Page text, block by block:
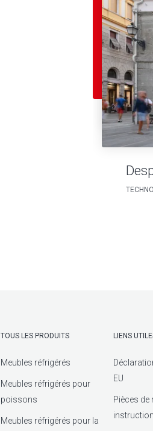
TOUS LES PRODUITS
Meubles réfrigérés
Meubles réfrigérés pour
poissons
Meubles réfrigérés pour la
LIENS
EU
Pièces de